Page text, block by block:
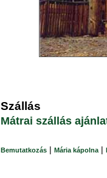
Szállás
Mátrai szállás
Bemutatkozás | Mária kápolna|